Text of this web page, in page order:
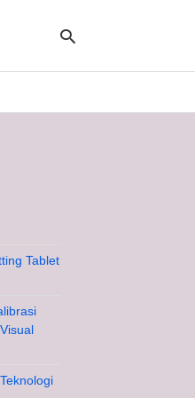
Tablet